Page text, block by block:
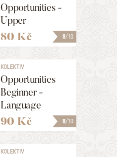
8/10
Opportunities -
Upper
intermediate
80 Kč
8/10
KOLEKTIV
Opportunities
Beginner -
Language
Powerbook
90 Kč
KOLEKTIV